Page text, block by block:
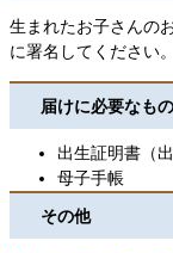
生まれたお子さんの
に署名してください。
届けに必要なもの
出生証明書（
母子手帳
その他